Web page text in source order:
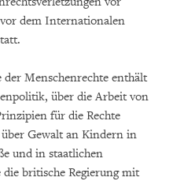
dem Internationalen
der Menschenrechte enthält
über die Arbeit von
für die Rechte
Gewalt an Kindern in
und in staatlichen
britische Regierung mit